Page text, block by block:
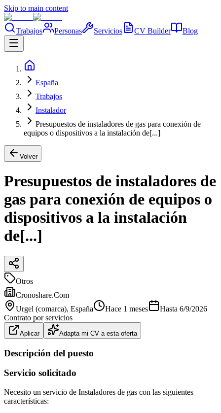
Skip to main content
Trabajos Personas Servicios CV Builder Blog
España
Trabajos
Instalador
Presupuestos de instaladores de gas para conexión de
equipos o dispositivos a la instalación de[...]
Volver
Presupuestos de instaladores de
gas para conexión de equipos o
dispositivos a la instalación
de[...]
Otros
Cronoshare.Com
Urgel (comarca), España Hace 1 meses Hasta 6/9/2026
Contrato por servicios
Aplicar Adapta mi CV a esta oferta
Descripción del puesto
Servicio solicitado
Necesito un servicio de Instaladores de gas con las siguientes
características: